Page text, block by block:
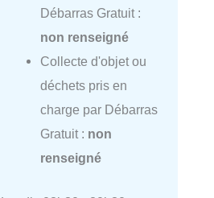
Débarras Gratuit :
non renseigné
Collecte d'objet ou
déchets pris en
charge par Débarras
Gratuit : non
renseigné